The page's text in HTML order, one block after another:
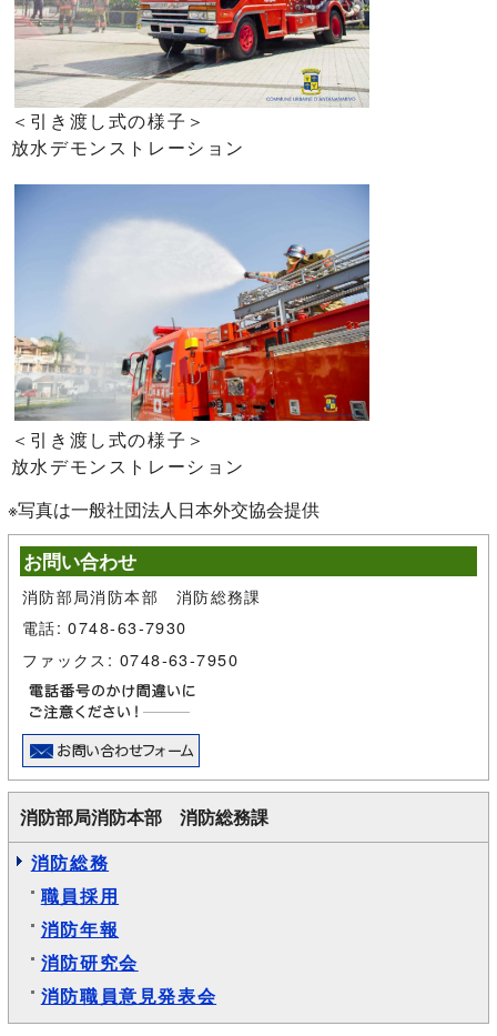
＜引き渡し式の様子＞
放水デモンストレーション
＜引き渡し式の様子＞
放水デモンストレーション
※写真は一般社団法人日本外交協会提供
お問い合わせ
消防部局消防本部 消防総務課
電話: 0748-63-7930
ファックス: 0748-63-7950
消防部局消防本部 消防総務課
消防総務
職員採用
消防年報
消防研究会
消防職員意見発表会